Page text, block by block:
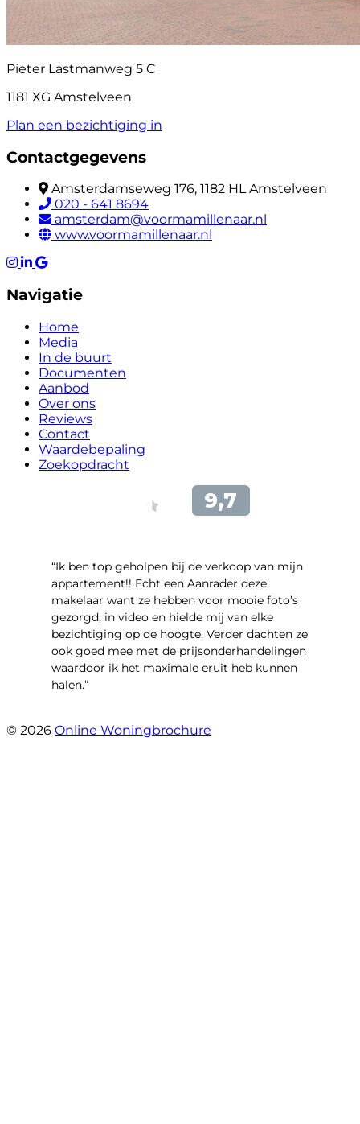
Pieter Lastmanweg 5 C
1181 XG Amstelveen
Plan een bezichtiging in
Contactgegevens
Amsterdamseweg 176, 1182 HL Amstelveen
020 - 641 8694
amsterdam@voormamillenaar.nl
www.voormamillenaar.nl
Navigatie
Home
Media
In de buurt
Documenten
Aanbod
Over ons
Reviews
Contact
Waardebepaling
Zoekopdracht
“Ik ben top geholpen bij de verkoop van mijn
appartement!! Echt een Aanrader deze
makelaar want ze hebben voor mooie foto’s
gezorgd, in video en hielde mij van elke
bezichtiging op de hoogte. Verder dachten ze
ook goed mee met de prijsonderhandelingen
waardoor ik het maximale eruit heb kunnen
halen.”
© 2026 Online Woningbrochure